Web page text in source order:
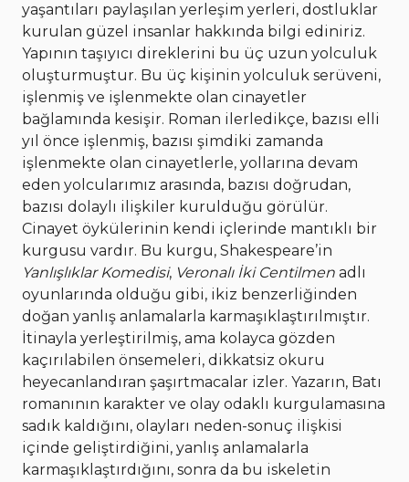
yaşantıları paylaşılan yerleşim yerleri, dostluklar
kurulan güzel insanlar hakkında bilgi ediniriz.
Yapının taşıyıcı direklerini bu üç uzun yolculuk
oluşturmuştur. Bu üç kişinin yolculuk serüveni,
işlenmiş ve işlenmekte olan cinayetler
bağlamında kesişir. Roman ilerledikçe, bazısı elli
yıl önce işlenmiş, bazısı şimdiki zamanda
işlenmekte olan cinayetlerle, yollarına devam
eden yolcularımız arasında, bazısı doğrudan,
bazısı dolaylı ilişkiler kurulduğu görülür.
Cinayet öykülerinin kendi içlerinde mantıklı bir
kurgusu vardır. Bu kurgu, Shakespeare’in
Yanlışlıklar Komedisi, Veronalı İki Centilmen adlı
oyunlarında olduğu gibi, ikiz benzerliğinden
doğan yanlış anlamalarla karmaşıklaştırılmıştır.
İtinayla yerleştirilmiş, ama kolayca gözden
kaçırılabilen önsemeleri, dikkatsiz okuru
heyecanlandıran şaşırtmacalar izler. Yazarın, Batı
romanının karakter ve olay odaklı kurgulamasına
sadık kaldığını, olayları neden-sonuç ilişkisi
içinde geliştirdiğini, yanlış anlamalarla
karmaşıklaştırdığını, sonra da bu iskeletin